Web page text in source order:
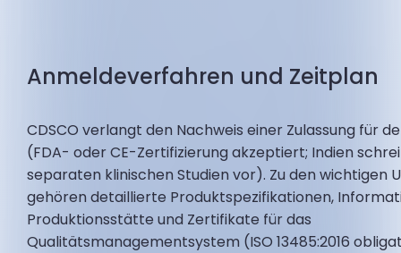
Anmeldeverfahren und Zeitplan
CDSCO verlangt den Nachweis einer Zulassung für
(FDA- oder CE-Zertifizierung akzeptiert; Indien
separaten klinischen Studien vor). Zu den wichtigen
gehören detaillierte Produktspezifikationen,
Produktionsstätte und Zertifikate für das
Qualitätsmanagementsystem (ISO 13485:2016